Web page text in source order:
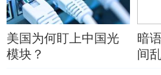
美国为何盯上中国光
模块？
暗
间